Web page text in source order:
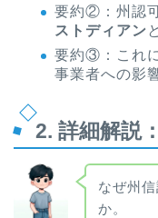
要約②：州認
ストディアン
要約③：これ
事業者への影
2. 詳細解説
なぜ州
か。